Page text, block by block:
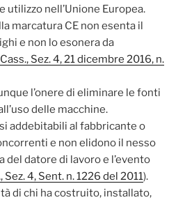
utilizzo nell’Unione Europea.
marcatura CE non esenta il
e non lo esonera da
Cass., Sez. 4, 21 dicembre 2016, n.
l’onere di eliminare le fonti
delle macchine.
addebitabili al fabbricante o
e non elidono il nesso
del datore di lavoro e l’evento
Sez. 4, Sent. n. 1226 del 2011).
di chi ha costruito, installato,